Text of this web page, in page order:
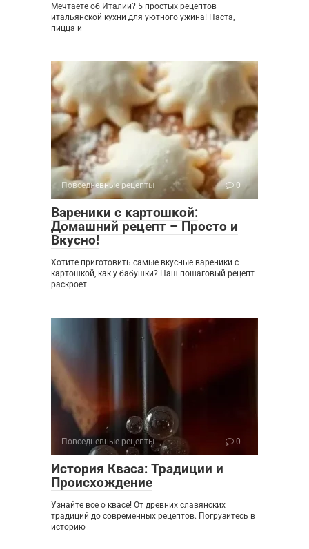
Мечтаете об Италии? 5 простых рецептов
итальянской кухни для уютного ужина! Паста,
пицца и
Повседневные рецепты 0
Вареники с картошкой:
Домашний рецепт – Просто и
Вкусно!
Хотите приготовить самые вкусные вареники с
картошкой, как у бабушки? Наш пошаговый рецепт
раскроет
Повседневные рецепты 0
История Кваса: Традиции и
Происхождение
Узнайте все о квасе! От древних славянских
традиций до современных рецептов. Погрузитесь в
историю